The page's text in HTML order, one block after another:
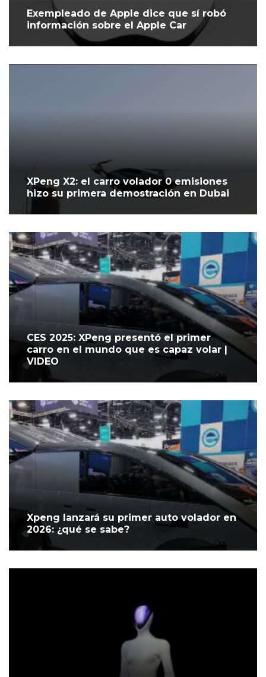
Exempleado de Apple dice que sí robó
información sobre el Apple Car
XPeng X2: el carro volador 0 emisiones
hizo su primera demostración en Dubai
CES 2025: XPeng presentó el primer
carro en el mundo que es capaz volar |
VIDEO
Xpeng lanzará su primer auto volador en
2026: ¿qué se sabe?